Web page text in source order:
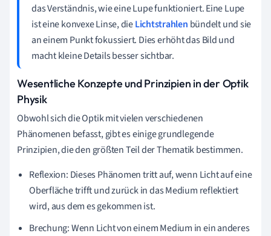
das Verständnis, wie eine Lupe funktioniert. Eine Lupe
ist eine konvexe Linse, dieLichtstrahlen bündelt und sie
an einem Punkt fokussiert. Dies erhöht das Bild und
macht kleine Details besser sichtbar.
Wesentliche Konzepte und Prinzipien in der Optik
Physik
Obwohl sich die Optik mit vielen verschiedenen
Phänomenen befasst, gibt es einige grundlegende
Prinzipien, die den größten Teil der Thematik bestimmen.
Reflexion: Dieses Phänomen tritt auf, wenn Licht auf eine
Oberfläche trifft und zurück in das Medium reflektiert
wird, aus dem es gekommen ist.
Brechung: Wenn Licht von einem Medium in ein anderes